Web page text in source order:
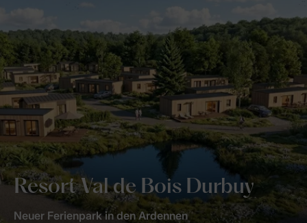
Resort Val de Bois Durbuy
Neuer Ferienpark in den Ardennen